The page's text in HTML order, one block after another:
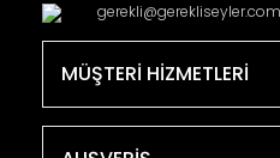
MÜŞTERİ HİZMETLERİ